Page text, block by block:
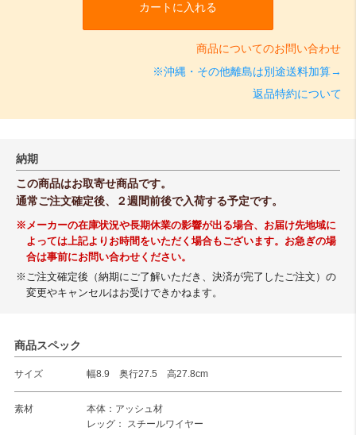
カートに入れる
商品についてのお問い合わせ
※沖縄・その他離島は別途送料加算→
返品特約について
納期
この商品はお取寄せ商品です。
通常ご注文確定後、２週間前後で入荷する予定です。
※メーカーの在庫状況や長期休業の影響が出る場合、お届け先地域に
よっては上記よりお時間をいただく場合もございます。お急ぎの場
合は事前にお問い合わせください。
※ご注文確定後（納期にご了解いただき、決済が完了したご注文）の
変更やキャンセルはお受けできかねます。
商品スペック
サイズ 幅8.9 奥行27.5 高27.8cm
素材
本体：アッシュ材
レッグ： スチールワイヤー